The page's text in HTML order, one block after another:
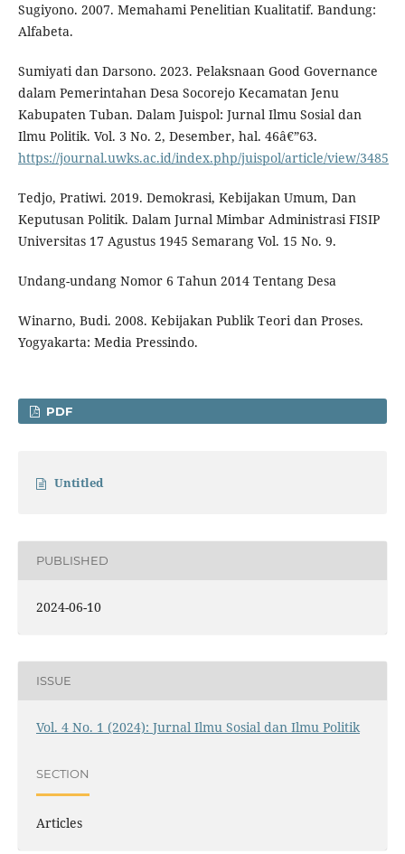
Sugiyono. 2007. Memahami Penelitian Kualitatif. Bandung:
Alfabeta.
Sumiyati dan Darsono. 2023. Pelaksnaan Good Governance
dalam Pemerintahan Desa Socorejo Kecamatan Jenu
Kabupaten Tuban. Dalam Juispol: Jurnal Ilmu Sosial dan
Ilmu Politik. Vol. 3 No. 2, Desember, hal. 46â€”63.
https://journal.uwks.ac.id/index.php/juispol/article/view/3485
Tedjo, Pratiwi. 2019. Demokrasi, Kebijakan Umum, Dan
Keputusan Politik. Dalam Jurnal Mimbar Administrasi FISIP
Universitas 17 Agustus 1945 Semarang Vol. 15 No. 9.
Undang-undang Nomor 6 Tahun 2014 Tentang Desa
Winarno, Budi. 2008. Kebijakan Publik Teori dan Proses.
Yogyakarta: Media Pressindo.
PDF
Untitled
PUBLISHED
2024-06-10
ISSUE
Vol. 4 No. 1 (2024): Jurnal Ilmu Sosial dan Ilmu Politik
SECTION
Articles